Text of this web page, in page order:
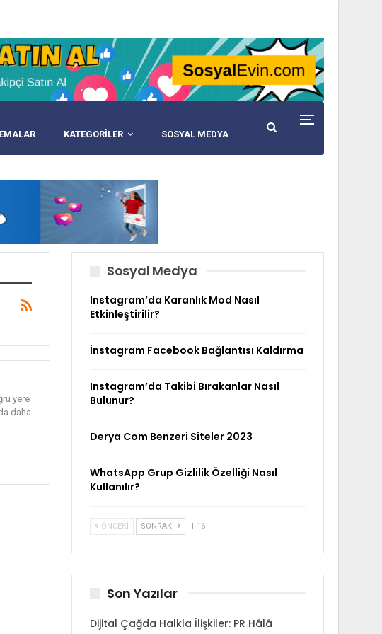
KATEGORİLER SOSYAL MEDYA
yere
daha
Sosyal Medya
Instagram’da Karanlık Mod Nasıl
Etkinleştirilir?
İnstagram Facebook Bağlantısı Kaldırma
Instagram’da Takibi Bırakanlar Nasıl
Bulunur?
Derya Com Benzeri Siteler 2023
WhatsApp Grup Gizlilik Özelliği Nasıl
Kullanılır?
ÖNCEKI SONRAKI 1 16
Son Yazılar
Dijital Çağda Halkla İlişkiler: PR Hâlâ